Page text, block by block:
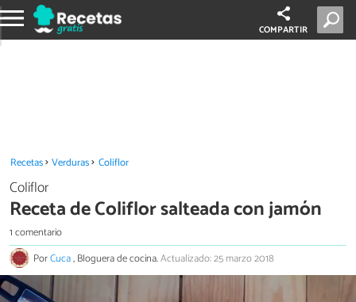
COMPARTIR
Recetas Verduras Coliflor
Coliflor
Receta de Coliflor salteada con jamón
1 comentario
PorCuca, Bloguera de cocina.Actualizado: 25 marzo 2018